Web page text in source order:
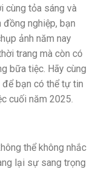
cùng tỏa sáng và
nghiệp, bạn
ảnh năm nay
trang mà còn có
bữa tiệc. Hãy cùng
bạn có thể tự tin
cuối năm 2025.
thể không nhắc
lại sự sang trọng